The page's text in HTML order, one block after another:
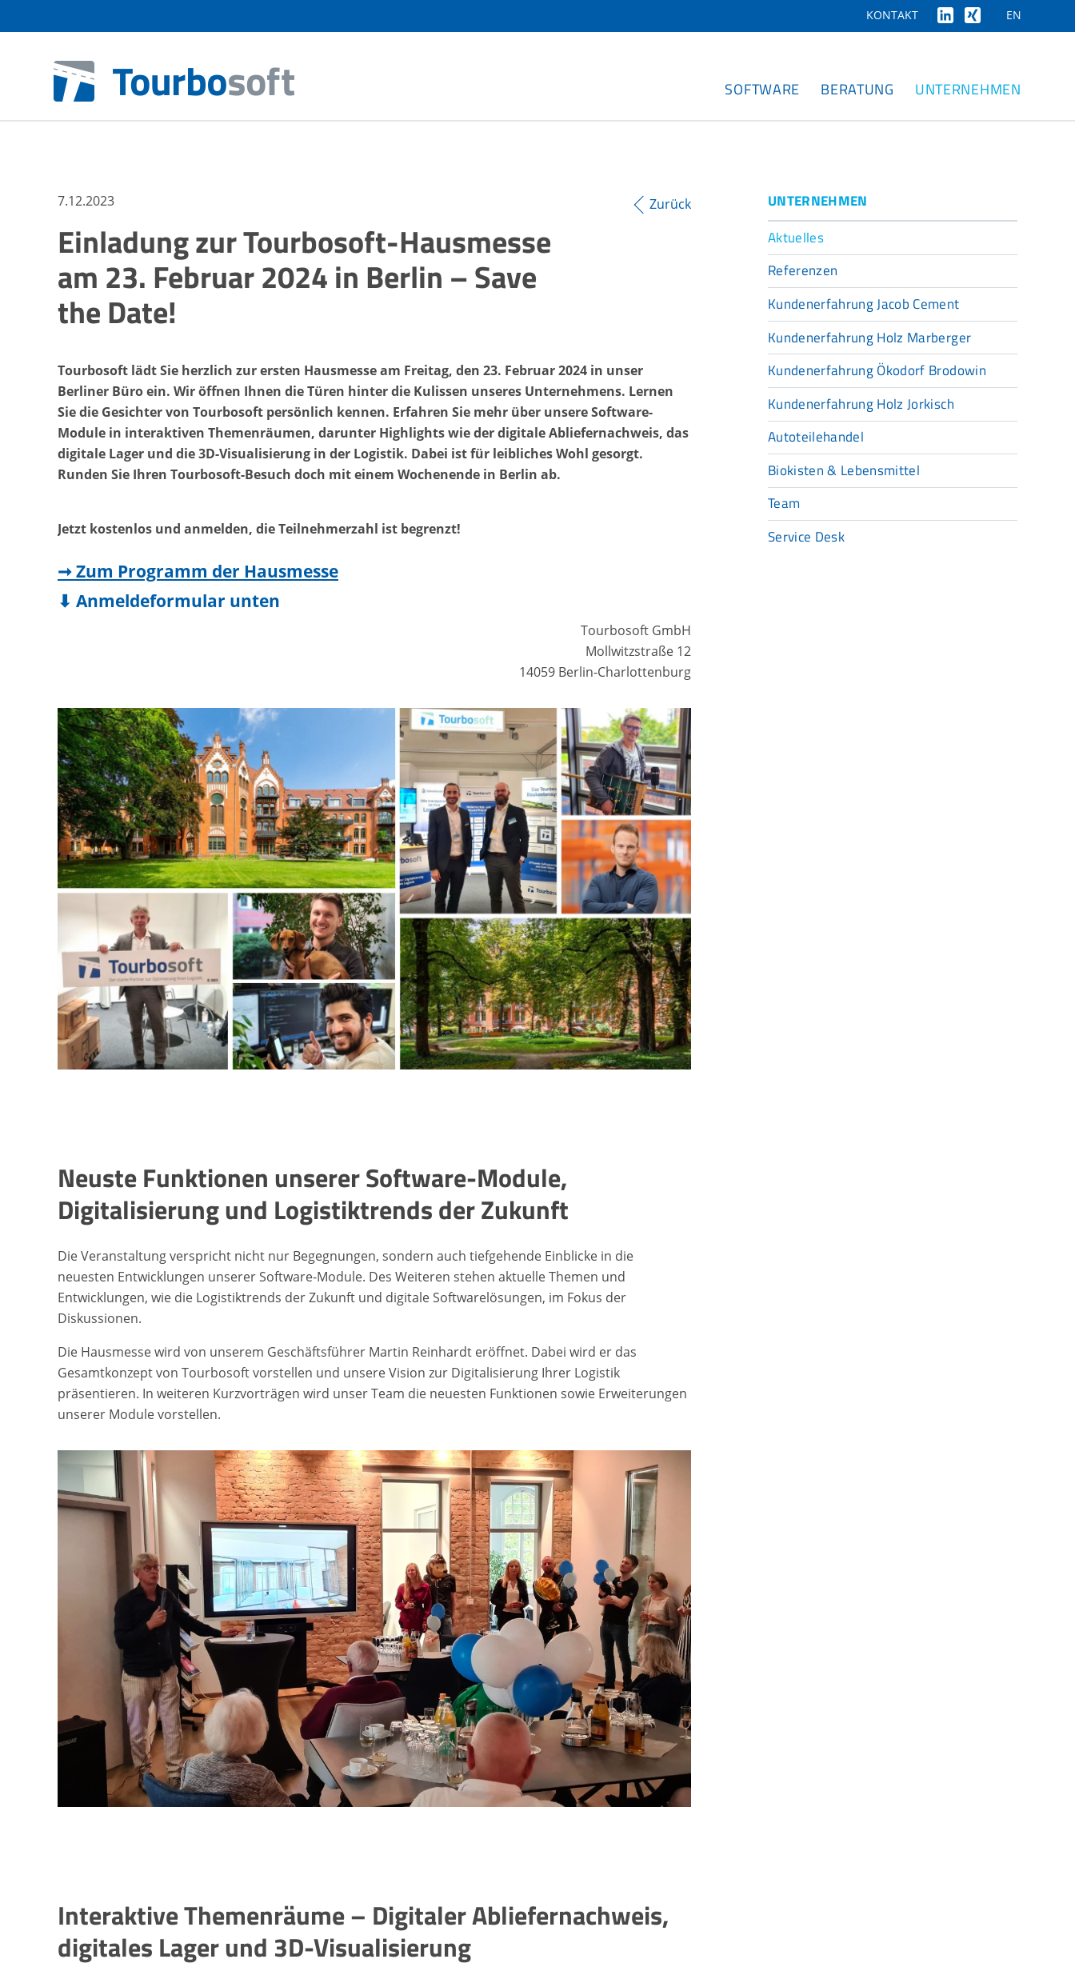
EN
KONTAKT
SOFTWARE BERATUNG UNTERNEHMEN
7.12.2023
Einladung zur Tourbosoft-Hausmesse
am 23. Februar 2024 in Berlin – Save
the Date!
Tourbosoft lädt Sie herzlich zur ersten Hausmesse am Freitag, den 23. Februar 2024 in unser
Berliner Büro ein. Wir öffnen Ihnen die Türen hinter die Kulissen unseres Unternehmens. Lernen
Sie die Gesichter von Tourbosoft persönlich kennen. Erfahren Sie mehr über unsere Software-
Module in interaktiven Themenräumen, darunter Highlights wie der digitale Abliefernachweis, das
digitale Lager und die 3D-Visualisierung in der Logistik. Dabei ist für leibliches Wohl gesorgt.
Runden Sie Ihren Tourbosoft-Besuch doch mit einem Wochenende in Berlin ab.
Jetzt kostenlos und anmelden, die Teilnehmerzahl ist begrenzt!
➞ Zum Programm der Hausmesse
⬇ Anmeldeformular unten
Tourbosoft GmbH
Mollwitzstraße 12
14059 Berlin-Charlottenburg
Neuste Funktionen unserer Software-Module,
Digitalisierung und Logistiktrends der Zukunft
Die Veranstaltung verspricht nicht nur Begegnungen, sondern auch tiefgehende Einblicke in die
neuesten Entwicklungen unserer Software-Module. Des Weiteren stehen aktuelle Themen und
Entwicklungen, wie die Logistiktrends der Zukunft und digitale Softwarelösungen, im Fokus der
Diskussionen.
Die Hausmesse wird von unserem Geschäftsführer Martin Reinhardt eröffnet. Dabei wird er das
Gesamtkonzept von Tourbosoft vorstellen und unsere Vision zur Digitalisierung Ihrer Logistik
präsentieren. In weiteren Kurzvorträgen wird unser Team die neuesten Funktionen sowie Erweiterungen
unserer Module vorstellen.
Interaktive Themenräume – Digitaler Abliefernachweis,
digitales Lager und 3D-Visualisierung
Zurück
UNTERNEHMEN
Aktuelles
Referenzen
Kundenerfahrung Jacob Cement
Kundenerfahrung Holz Marberger
Kundenerfahrung Ökodorf Brodowin
Kundenerfahrung Holz Jorkisch
Autoteilehandel
Biokisten & Lebensmittel
Team
Service Desk